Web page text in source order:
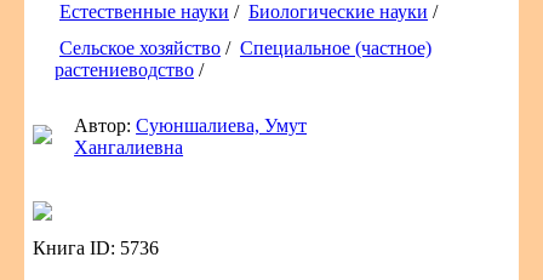
Естественные науки / Биологические науки /
Сельское хозяйство / Специальное (частное)
растениеводство /
Автор:Суюншалиева, Умут
Хангалиевна
Книга ID: 5736